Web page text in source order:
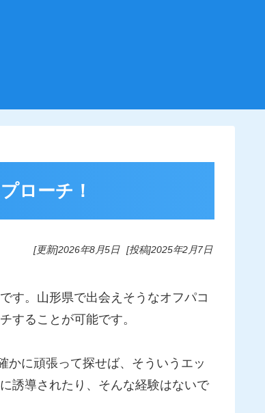
ローチ！
[更新]2026年8月5日 [投稿]2025年2月7日
す。山形県で出会えそうなオフパコ
することが可能です。
かに頑張って探せば、そういうエッ
誘導されたり、そんな経験はないで